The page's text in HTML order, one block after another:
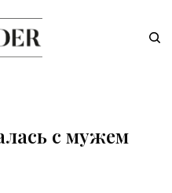
с мужем